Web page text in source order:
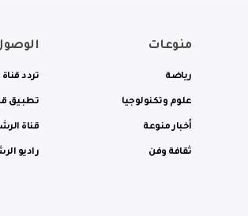
منوعات
رياضة
علوم وتكنولوجيا
أخبار منوعة
ثقافة وفن
تردد
تطبيق
قناة
راديو